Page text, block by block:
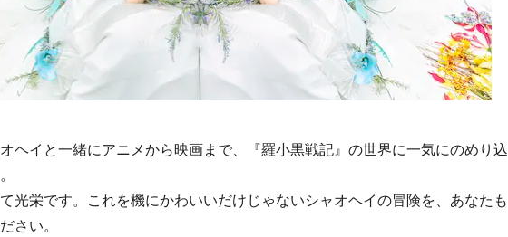
ヘイと一緒にアニメから映画まで、『羅小黒戦記』の世界に一気にのめり込
光栄です。これを機にかわいいだけじゃないシャオヘイの冒険を、あなたも
さい。